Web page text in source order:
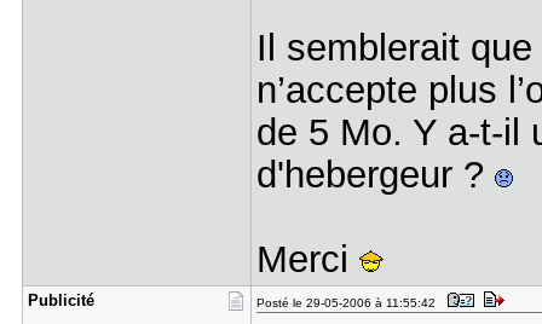
Il semblerait
n’accepte plus
de 5 Mo. Y a-t-il
d'hebergeur ?
Merci
Publicité Posté le 29-05-2006 à 11:55:42